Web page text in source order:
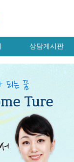
상담게시판